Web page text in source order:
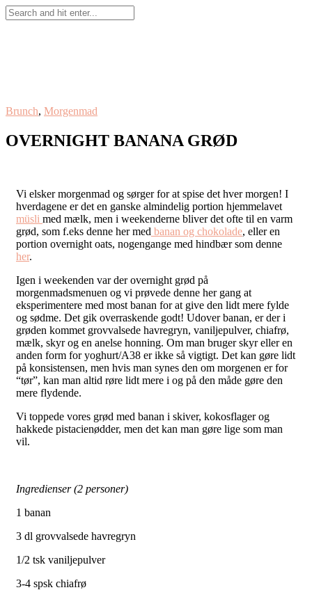
Brunch, Morgenmad
OVERNIGHT BANANA GRØD
Vi elsker morgenmad og sørger for at spise det hver morgen! I
hverdagene er det en ganske almindelig portion hjemmelavet
müsli med mælk, men i weekenderne bliver det ofte til en varm
grød, som f.eks denne her med banan og chokolade, eller en
portion overnight oats, nogengange med hindbær som denne
her.
Igen i weekenden var der overnight grød på
morgenmadsmenuen og vi prøvede denne her gang at
eksperimentere med most banan for at give den lidt mere fylde
og sødme. Det gik overraskende godt! Udover banan, er der i
grøden kommet grovvalsede havregryn, vaniljepulver, chiafrø,
mælk, skyr og en anelse honning. Om man bruger skyr eller en
anden form for yoghurt/A38 er ikke så vigtigt. Det kan gøre lidt
på konsistensen, men hvis man synes den om morgenen er for
“tør”, kan man altid røre lidt mere i og på den måde gøre den
mere flydende.
Vi toppede vores grød med banan i skiver, kokosflager og
hakkede pistacienødder, men det kan man gøre lige som man
vil.
Ingredienser (2 personer)
1 banan
3 dl grovvalsede havregryn
1/2 tsk vaniljepulver
3-4 spsk chiafrø